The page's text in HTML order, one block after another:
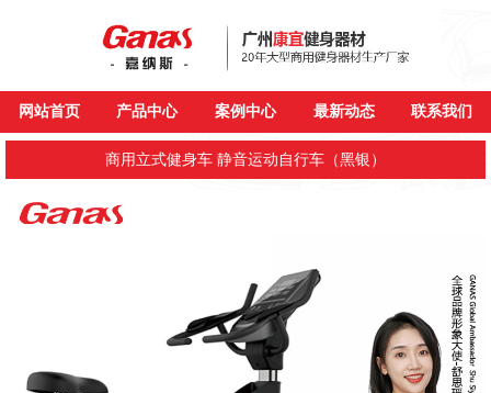
网站首页 产品中心 案例中心 最新动态 联系我们
商用立式健身车 静音运动自行车（黑银）